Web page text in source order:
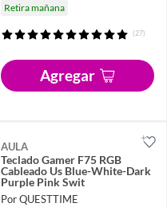
Retira mañana
(27)
Agregar
AULA
Teclado Gamer F75 RGB
Cableado Us Blue-White-Dark
Purple Pink Swit
Por QUESTTIME